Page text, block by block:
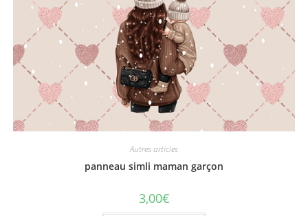
Autres articles
panneau simli maman garçon
3,00€